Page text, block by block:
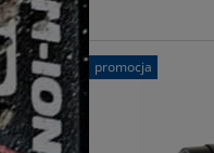
promocja